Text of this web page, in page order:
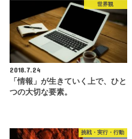
世界観
2018.7.24
「情報」が生きていく上で、ひと
つの大切な要素。
挑戦・実行・行動